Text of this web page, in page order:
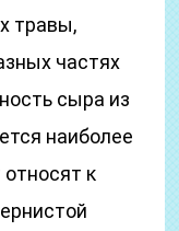
травы,
частях
сыра из
наиболее
к